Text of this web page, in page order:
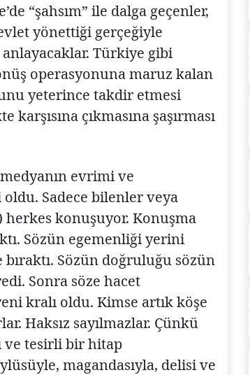
“şahsım” ile dalga geçenler,
yönettiği gerçeğiyle
anlayacaklar. Türkiye gibi
operasyonuna maruz kalan
yeterince takdir etmesi
karşısına çıkmasına şaşırması
evrimi ve
oldu. Sadece bilenler veya
herkes konuşuyor. Konuşma
Sözün egemenliği yerini
Sözün doğruluğu sözün
Sonra söze hacet
kralı oldu. Kimse artık köşe
Haksız sayılmazlar. Çünkü
ve tesirli bir hitap
magandasıyla, delisi ve